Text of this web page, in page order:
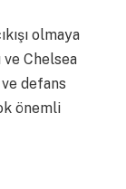
olmaya
ve Chelsea
ve defans
önemli